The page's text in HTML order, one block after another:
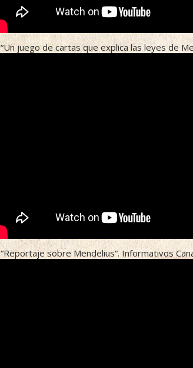
“Un juego de cartas que explica las leyes de
“Reportaje sobre Mendelius“. Informativos